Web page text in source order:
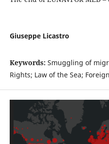
Giuseppe Licastro
Keywords: Smuggling of
Rights; Law of the Sea;